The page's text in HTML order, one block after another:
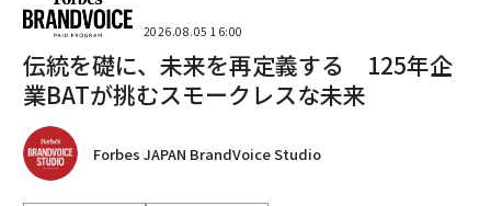
2026.08.05 16:00
伝統を礎に、未来を再定義する 125年企
業BATが挑むスモークレスな未来
Forbes JAPAN BrandVoice Studio